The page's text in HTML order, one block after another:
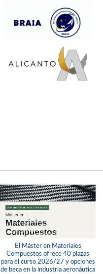
El Máster en Materiales
Compuestos ofrece 40 plazas
para el curso 2026/27 y opciones
de beca en la industria aeronáutica